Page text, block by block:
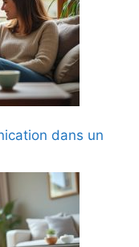
dans un